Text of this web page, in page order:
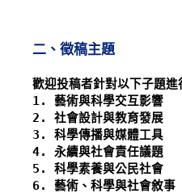
二、徵稿主題
歡迎投稿者針對以下子題進
1. 藝術與科學交互影響
2. 社會設計與教育發展
3. 科學傳播與媒體工具
4. 永續與社會責任議題
5. 科學素養與公民社會
6. 藝術、科學與社會敘事